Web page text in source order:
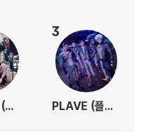
CORTIS (코르티스)
3
PLAVE (플레이브)